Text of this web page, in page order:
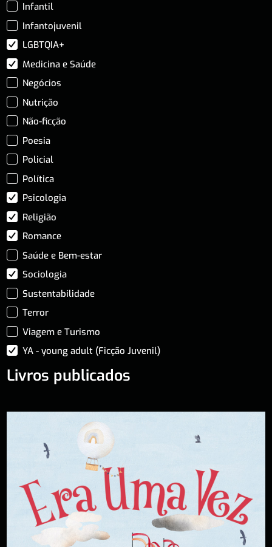
Infantil
Infantojuvenil
LGBTQIA+
Medicina e Saúde
Negócios
Nutrição
Não-ficção
Poesia
Policial
Política
Psicologia
Religião
Romance
Saúde e Bem-estar
Sociologia
Sustentabilidade
Terror
Viagem e Turismo
YA - young adult (Ficção Juvenil)
Livros publicados